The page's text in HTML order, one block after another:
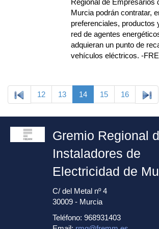
Regional de Empresarios
Murcia podrán contratar,
preferenciales, productos
red de agentes
adquieran un punto de
vehículos eléctricos. -
12 13 14 15 16
Gremio Regional
Instaladores de
Electricidad de
C/ del Metal nº 4
30009 - Murcia
Teléfono: 968931403